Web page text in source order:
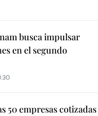
busca impulsar
en el segundo
50 empresas cotizadas